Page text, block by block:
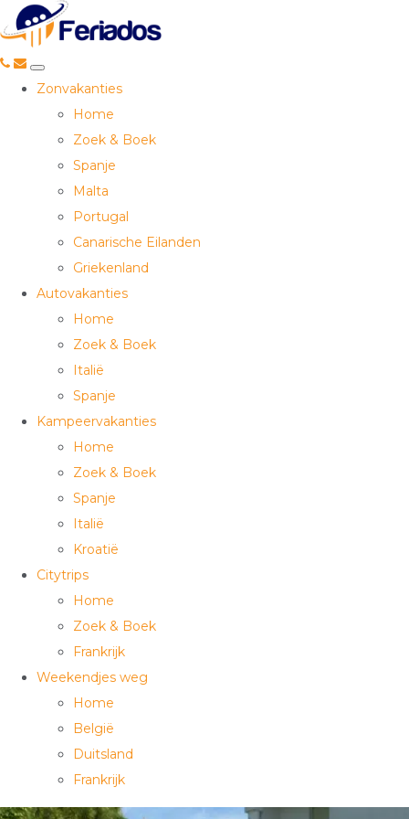
Toggle
navigation
Zonvakanties
Home
Zoek & Boek
Spanje
Malta
Portugal
Canarische Eilanden
Griekenland
Autovakanties
Home
Zoek & Boek
Italië
Spanje
Kampeervakanties
Home
Zoek & Boek
Spanje
Italië
Kroatië
Citytrips
Home
Zoek & Boek
Frankrijk
Weekendjes weg
Home
België
Duitsland
Frankrijk